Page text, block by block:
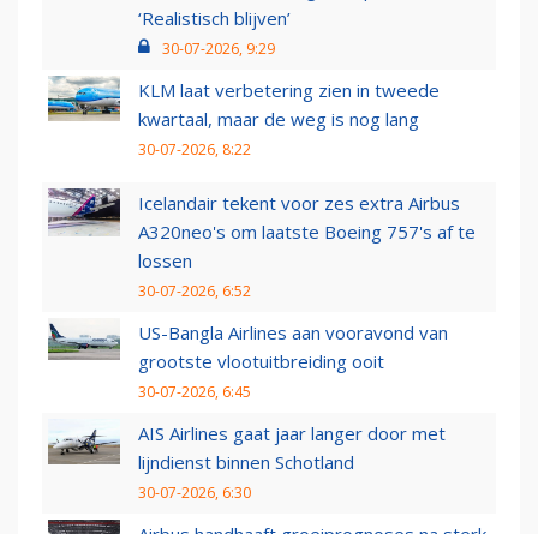
‘Realistisch blijven’
30-07-2026, 9:29
KLM laat verbetering zien in tweede
kwartaal, maar de weg is nog lang
30-07-2026, 8:22
Icelandair tekent voor zes extra Airbus
A320neo's om laatste Boeing 757's af te
lossen
30-07-2026, 6:52
US-Bangla Airlines aan vooravond van
grootste vlootuitbreiding ooit
30-07-2026, 6:45
AIS Airlines gaat jaar langer door met
lijndienst binnen Schotland
30-07-2026, 6:30